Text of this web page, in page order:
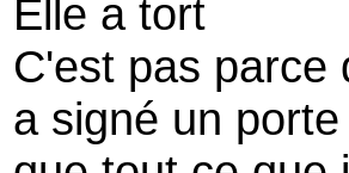
Elle a tort
C'est pas parce
a signé un